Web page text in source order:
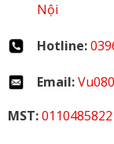
Nội
Hotline:
Email:
MST:0110485822